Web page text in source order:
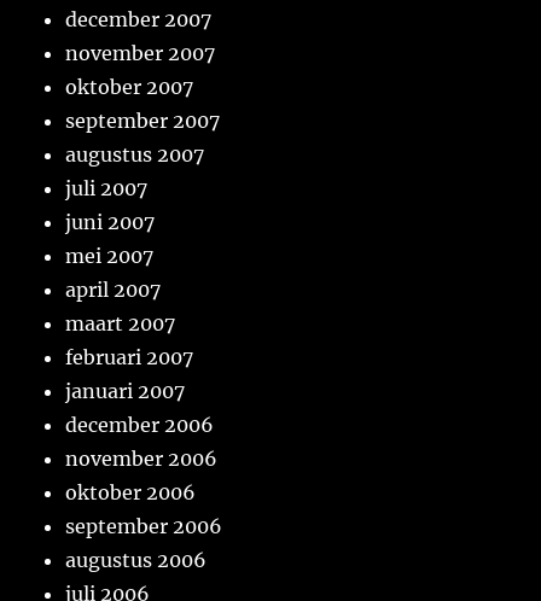
december 2007
november 2007
oktober 2007
september 2007
augustus 2007
juli 2007
juni 2007
mei 2007
april 2007
maart 2007
februari 2007
januari 2007
december 2006
november 2006
oktober 2006
september 2006
augustus 2006
juli 2006